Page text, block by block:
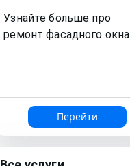
Узнайте больше про
ремонтфасадного окна
Перейти